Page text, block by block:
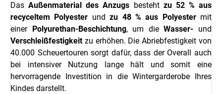
DasAußenmaterial des Anzugs besteht zu 52 % aus
recyceltem Polyester undzu 48 % aus Polyestermit
einer
Polyurethan-Beschichtung, um dieWasser- und
Verschleißfestigkeitzu erhöhen. Die Abriebfestigkeit von
40.000 Scheuertouren sorgt dafür, dass der Overall auch
bei intensiver Nutzung lange hält und somit eine
hervorragende Investition in die Wintergarderobe Ihres
Kindes darstellt.